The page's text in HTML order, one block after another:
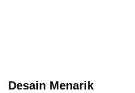
Desain Menarik